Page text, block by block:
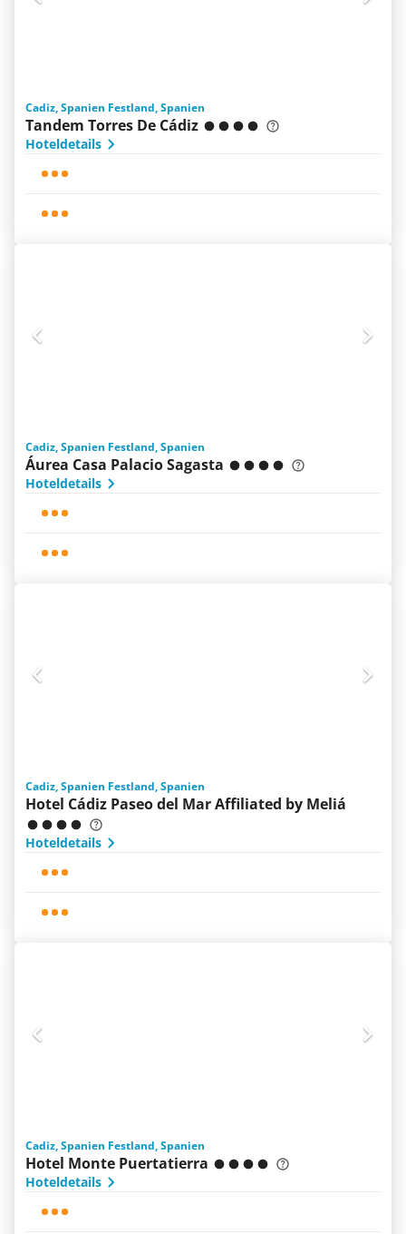
Cadiz, Spanien Festland, Spanien
Tandem Torres De Cádiz
Hoteldetails
Cadiz, Spanien Festland, Spanien
Áurea Casa Palacio Sagasta
Hoteldetails
Cadiz, Spanien Festland, Spanien
Hotel Cádiz Paseo del Mar Affiliated by Meliá
Hoteldetails
Cadiz, Spanien Festland, Spanien
Hotel Monte Puertatierra
Hoteldetails